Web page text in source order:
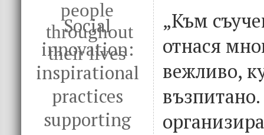
Social
innovation:
inspirational
practices
supporting
„Към
отнася
вежливо,